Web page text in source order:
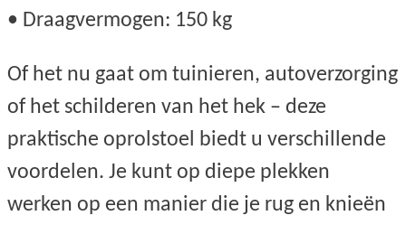
• Draagvermogen: 150 kg
Of het nu gaat om tuinieren, autoverzorging
of het schilderen van het hek – deze
praktische oprolstoel biedt u verschillende
voordelen. Je kunt op diepe plekken
werken op een manier die je rug en knieën